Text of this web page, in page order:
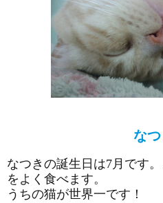
なつ
なつきの誕生日は7月です
をよく食べます。
うちの猫が世界一です！